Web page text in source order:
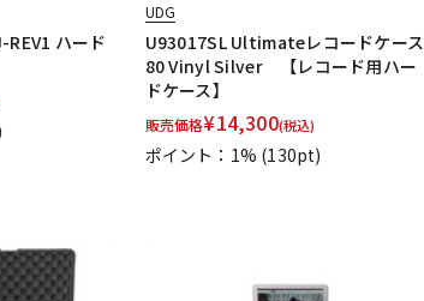
ハード
UDG
U93017SL Ultimateレコードケース
80 Vinyl Silver 【レコード用ハー
ドケース】
販売価格¥14,300(税込)
ポイント：1% (130pt)